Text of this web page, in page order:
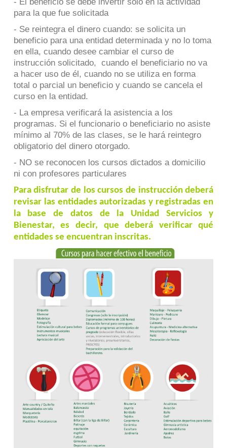
para la que fue solicitada
- Se reintegra el dinero cuando: se solicita un
beneficio para una entidad determinada y no lo toma
en ella, cuando desee cambiar el curso de
instrucción solicitado, cuando el beneficiario no va
a hacer uso de él, cuando no se utiliza en forma
total o parcial un beneficio y cuando se cancela el
curso en la entidad.
- La empresa verificará la asistencia a los
programas. Si el funcionario o beneficiario no asiste
mínimo al 70% de las clases, se le hará reintegro
obligatorio del dinero otorgado.
- NO se reconocen los cursos dictados a domicilio
ni con profesores particulares
Para disfrutar de los cursos de instrucción deberá
revisar las entidades autorizadas y registradas en
la base de datos de la Unidad Servicios y
Bienestar, es decir, que deberá verificar qué
entidades se encuentran inscritas.